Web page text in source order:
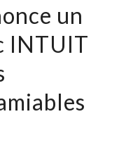
un
INTUIT